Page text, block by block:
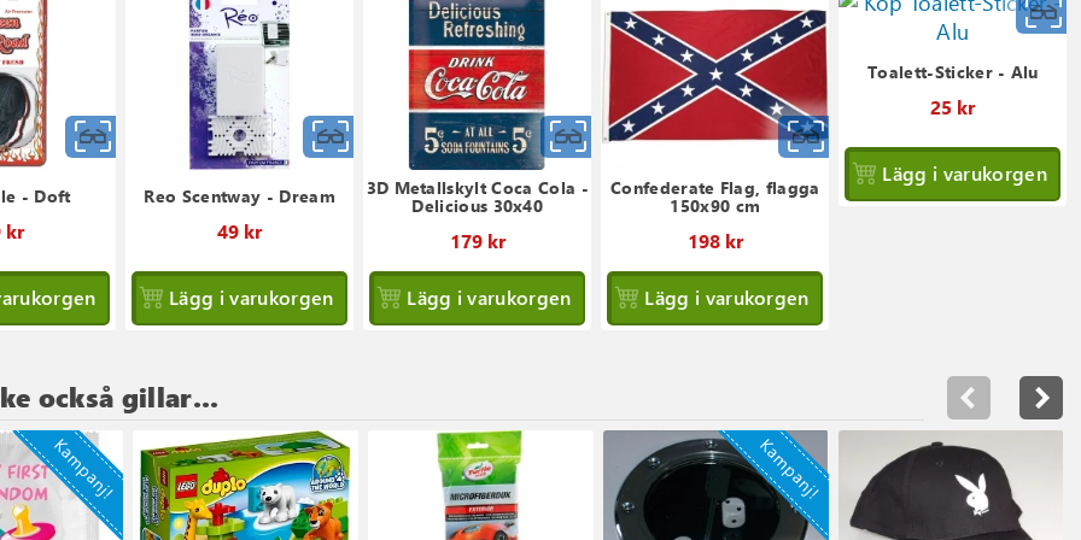
- Doft
kr
Snabbvy
Reo Scentway - Dream
49 kr
Lägg i varukorgen
Snabbvy
3D Metallskylt Coca Cola -
Delicious 30x40
179 kr
Lägg i varukorgen
Confederate Flag, flagga
150x90 cm
198 kr
Lägg i varukorgen
Toalett-Sticker - Alu
25 kr
Lägg i varukorgen
också gillar...
Kampanj! Kampanj!